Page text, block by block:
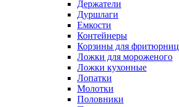
Держатели
Дуршлаги
Емкости
Контейнеры
Корзины для фритюрниц
Ложки для мороженого
Ложки кухонные
Лопатки
Молотки
Половники